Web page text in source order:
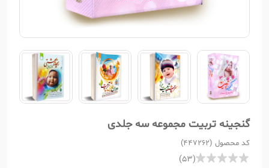
گنجینه تربیت مجموعه سه جلدی
کد محصول (447262)
(53)